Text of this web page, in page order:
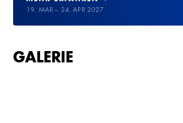
19. MAR – 24. APR 2027
GALERIE